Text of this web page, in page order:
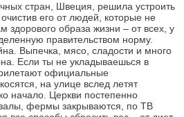
стран, Швеция, решила устроить
его от людей, которые не
здорового образа жизни – от всех, у
правительством норму.
Выпечка, мясо, сладости и много
Если ты не укладываешься в
официальные
на улице вслед летят
начало. Церкви постепенно
фермы закрываются, по ТВ